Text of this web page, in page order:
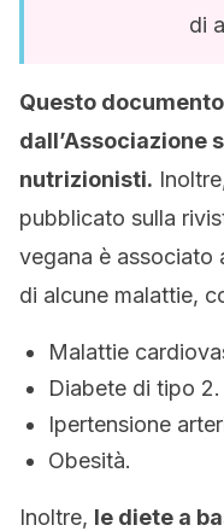
di
Questo
dall’Associazione
nutrizionisti.
pubblicato sulla
vegana è associato
di alcune malattie,
Malattie
Diabete di tipo 2.
Ipertensione
Obesità.
Inoltre, le diete a